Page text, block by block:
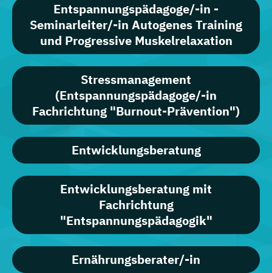
Entspannungspädagoge/-in -
Seminarleiter/-in Autogenes Training
und Progressive Muskelrelaxation
Stressmanagement
(Entspannungspädagoge/-in
Fachrichtung "Burnout-Prävention")
Entwicklungsberatung
Entwicklungsberatung mit
Fachrichtung
"Entspannungspädagogik"
Ernährungsberater/-in